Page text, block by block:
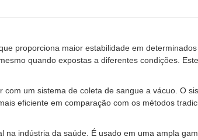
proporciona maior estabilidade em
quando expostas a diferentes condições.
um sistema de coleta de sangue a vácuo. O
eficiente em comparação com os métodos
indústria da saúde. É usado em uma ampla